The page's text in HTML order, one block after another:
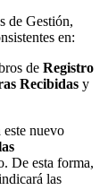
de Gestión,
en:
de Registro
Recibidas y
nuevo
De esta forma,
las